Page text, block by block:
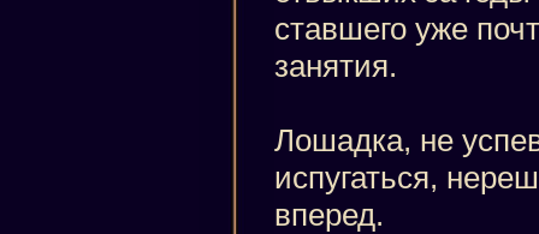
ставшего уже
занятия.
Лошадка, не
испугаться,
вперед.